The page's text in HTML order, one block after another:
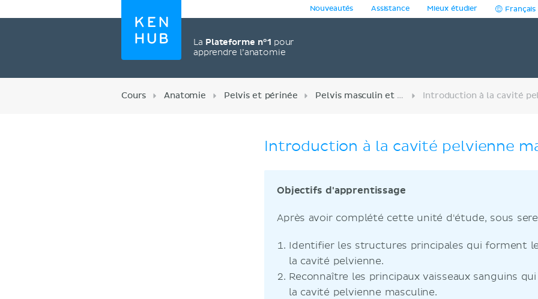
La Plateforme n°1 pour
apprendre l’anatomie
Nouveautés Assistance Mieux étudier Français
Cours Anatomie Pelvis et périnée Pelvis masculin et organes reproducteurs
Introduction à la cavité pelvienne
Objectifs d'apprentissage
Après avoir complété cette unité d'étude, sous
Identifier les structures principales qui forment
la cavité pelvienne.
Reconnaître les principaux vaisseaux sanguins
la cavité pelvienne masculine.